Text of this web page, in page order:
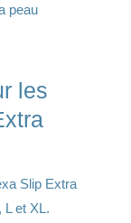
peau
les
Slip Extra
L et XL.